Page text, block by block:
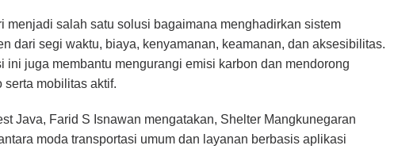
menjadi salah satu solusi bagaimana menghadirkan sistem
dari segi waktu, biaya, kenyamanan, keamanan, dan aksesibilitas.
ini juga membantu mengurangi emisi karbon dan mendorong
serta mobilitas aktif.
Java, Farid S Isnawan mengatakan, Shelter Mangkunegaran
moda transportasi umum dan layanan berbasis aplikasi